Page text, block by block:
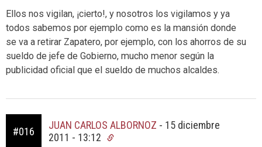
Ellos nos vigilan, ¡cierto!, y nosotros los vigilamos y ya
todos sabemos por ejemplo como es la mansión donde
se va a retirar Zapatero, por ejemplo, con los ahorros de su
sueldo de jefe de Gobierno, mucho menor según la
publicidad oficial que el sueldo de muchos alcaldes.
#016
JUAN CARLOS ALBORNOZ - 15 diciembre
2011 - 13:12